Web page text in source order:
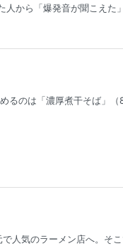
から「爆発音が聞こえた
のは「濃厚煮干そば」（
人気のラーメン店へ。そ